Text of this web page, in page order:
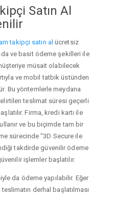
Satın Al
takipçi satın al ücretsiz
ve basit ödeme şekilleri ile
müsait olabilecek
ve mobil tatbik üstünden
Bu yöntemlerle meydana
teslimat süresi geçerli
Firma, kredi kartı ile
ve bu biçimde tam bir
sürecinde "3D Secure ile
takdirde güvenilir ödeme
işlemler başlatılır.
da ödeme yapılabilir. Eğer
derhal başlatılması